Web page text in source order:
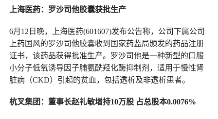
上海医药：罗沙司他胶囊获批生产
6月12日晚，上海医药(601607)发布公告称，公司下属公司
上药国风的罗沙司他胶囊收到国家药监局颁发的药品注册
证书，该药品获得批准生产。罗沙司他是一种新型的口服
小分子低氧诱导因子脯氨酰羟化酶抑制剂，适用于慢性肾
脏病（CKD）引起的贫血，包括透析及非透析患者。
杭叉集团：董事长赵礼敏增持10万股 占总股本0.0076%